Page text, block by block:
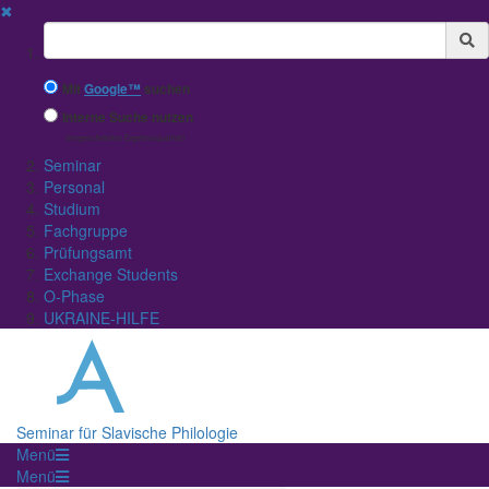
✖
Suchbegriff
MitGoogle™ suchen
Interne Suche nutzen
(eingeschränkte Ergebnisqualität)
Seminar
Personal
Studium
Fachgruppe
Prüfungsamt
Exchange Students
O-Phase
UKRAINE-HILFE
Seminar für Slavische Philologie
Menü
Menü